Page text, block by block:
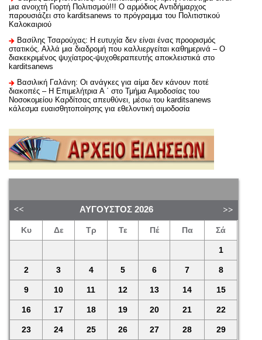
μια ανοιχτή Γιορτή Πολιτισμού!!! Ο αρμόδιος Αντιδήμαρχος
παρουσιάζει στο karditsanews το πρόγραμμα του Πολιτιστικού
Καλοκαιριού
Βασίλης Τσαρούχας: Η ευτυχία δεν είναι ένας προορισμός
στατικός. Αλλά μια διαδρομή που καλλιεργείται καθημερινά – Ο
διακεκριμένος ψυχίατρος-ψυχοθεραπευτής αποκλειστικά στο
karditsanews
Βασιλική Γαλάνη: Οι ανάγκες για αίμα δεν κάνουν ποτέ
διακοπές – Η Επιμελήτρια Α ΄ στο Τμήμα Αιμοδοσίας του
Νοσοκομείου Καρδίτσας απευθύνει, μέσω του karditsanews
κάλεσμα ευαισθητοποίησης για εθελοντική αιμοδοσία
ΑΎΓΟΥΣΤΟΣ 2026
Κυ Δε Τρ Τε Πέ Πα Σά
1
2 3 4 5 6 7 8
9 10 11 12 13 14 15
16 17 18 19 20 21 22
23 24 25 26 27 28 29